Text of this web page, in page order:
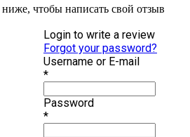
чтобы написать свой отзыв
Login to write a review
Forgot your password?
Username or E-mail
*
Password
*